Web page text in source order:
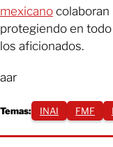
mexicano colaboran
protegiendo en
los aficionados.
aar
Temas: INAI FMF